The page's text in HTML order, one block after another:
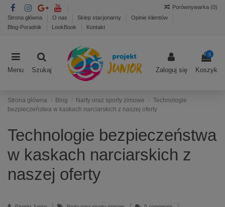
Strona główna O nas Sklep stacjonarny
Opinie klientów
Blog-Poradnik
LookBook Kontakt
Porównywarka (0)
Menu Szukaj Zaloguj się
0
Koszyk
Strona główna Blog Narty oraz sporty zimowe
Technologie
bezpieczeństwa w kaskach narciarskich z naszej oferty
Technologie bezpieczeństwa
w kaskach narciarskich z
naszej oferty